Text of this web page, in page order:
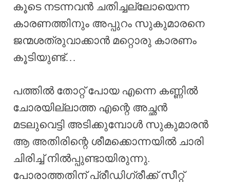
കൂടെ നടന്നവൻ ചതിച്ചല്ലോയെന്ന
കാരണത്തിനും അപ്പുറം സുകുമാരനെ
ജന്മശത്രുവാക്കാൻ മറ്റൊരു കാരണം
കൂടിയുണ്ട്…
പത്തിൽ തോറ്റ് പോയ എന്നെ കണ്ണിൽ
ചോരയില്ലാത്ത എന്റെ അച്ഛൻ
മടലുവെട്ടി അടിക്കുമ്പോൾ സുകുമാരൻ
ആ അതിരിന്റെ ശീമക്കൊന്നയിൽ ചാരി
ചിരിച്ച് നിൽപ്പുണ്ടായിരുന്നു.
പോരാത്തതിന് പ്രീഡിഗ്രീക്ക് സീറ്റ്‌